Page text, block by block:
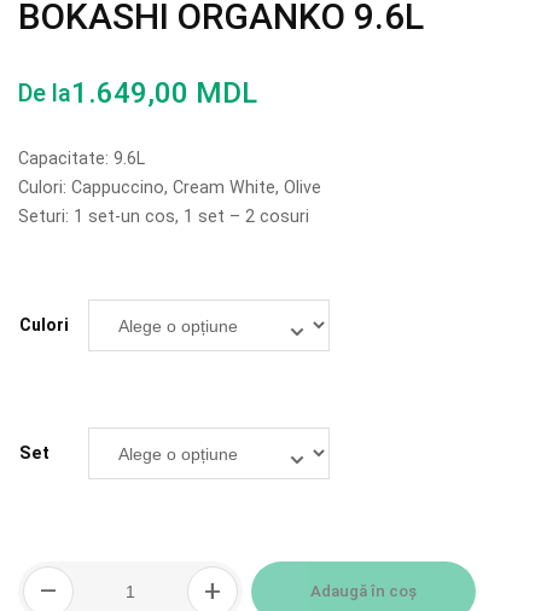
BOKASHI ORGANKO 9.6L
De la1.649,00 MDL
Capacitate: 9.6L
Culori: Cappuccino, Cream White, Olive
Seturi: 1 set-un cos, 1 set – 2 cosuri
Culori
Set
–
Cantitate
Coș
+ Adaugă în coș